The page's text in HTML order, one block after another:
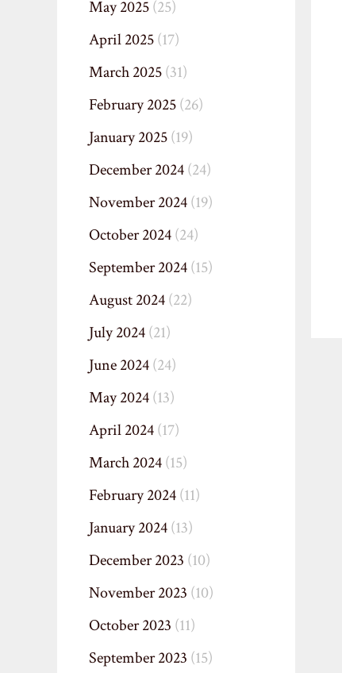
May 2025(25)
April 2025(17)
March 2025(31)
February 2025(26)
January 2025(19)
December 2024(24)
November 2024(19)
October 2024(24)
September 2024(15)
August 2024(22)
July 2024(21)
June 2024(24)
May 2024(13)
April 2024(17)
March 2024(15)
February 2024(11)
January 2024(13)
December 2023 (10)
November 2023 (10)
October 2023 (11)
September 2023 (15)